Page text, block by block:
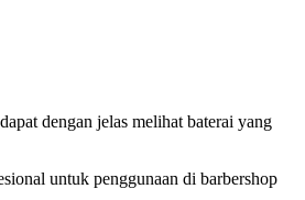
dengan jelas melihat baterai yang
untuk penggunaan di barbershop